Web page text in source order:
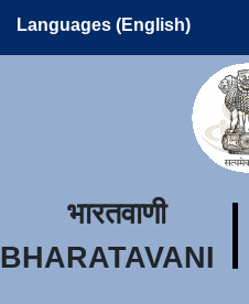
Languages (English)
भारतवाणी
BHARATAVANI